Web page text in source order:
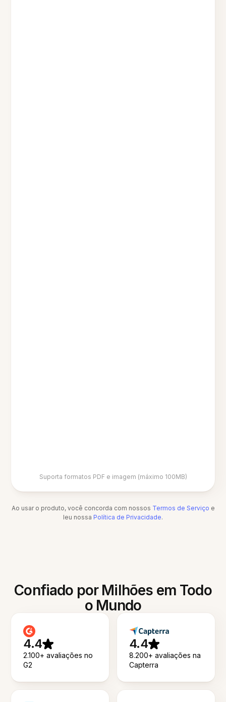
Suporta formatos PDF e imagem (máximo 100MB)
Ao usar o produto, você concorda com nossos Termos de Serviço e
leu nossa Política de Privacidade.
Confiado por Milhões em Todo
o Mundo
4.4
2.100+ avaliações no
G2
4.4
8.200+ avaliações na
Capterra